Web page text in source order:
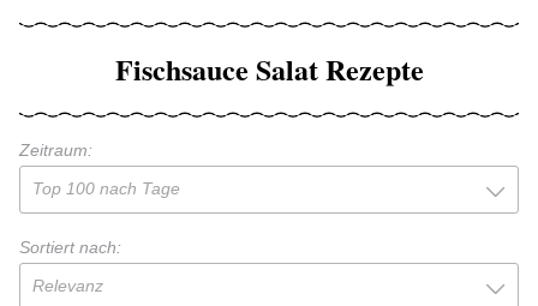
Fischsauce Salat Rezepte
Zeitraum:
Top 100 nach Tage
Sortiert nach:
Relevanz